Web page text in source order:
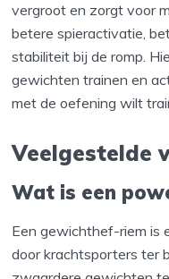
vergroot en zorgt voor
betere spieractivatie,
stabiliteit bij de romp.
gewichten trainen en
met de oefening wilt
Veelgestelde
Wat is een
Een gewichthef-riem is
door krachtsporters ter